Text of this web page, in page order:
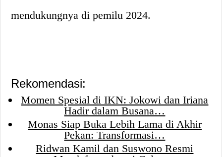
mendukungnya di pemilu 2024.
Rekomendasi:
Momen Spesial di IKN: Jokowi dan Iriana
Hadir dalam Busana…
Monas Siap Buka Lebih Lama di Akhir
Pekan: Transformasi…
Ridwan Kamil dan Suswono Resmi